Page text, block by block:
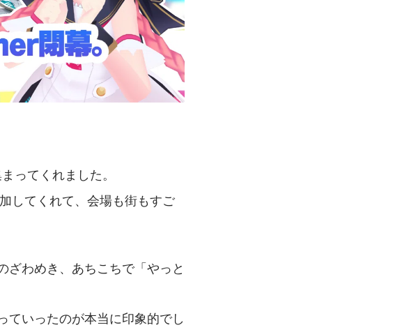
ってくれました。
してくれて、会場も街もすご
わめき、あちこちで「やっと
ていったのが本当に印象的でし